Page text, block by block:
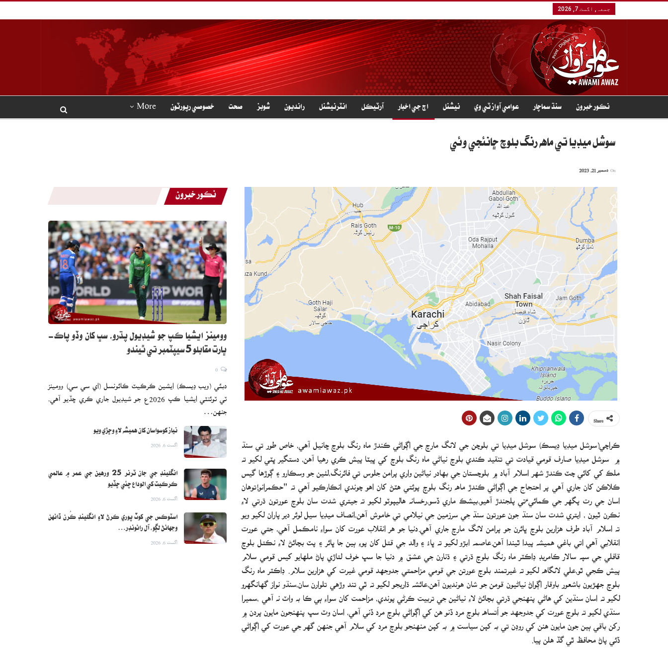
جمعہ, اگست 7, 2026
نڪور خبرون سنڌ سماچار عوامي آواز ٽي وي نيشنل اڄ جي اخبار آرٽيڪل انٽرنيشنل رانديون شوبز صحت خصوصي رپورٽون More
سوشل ميڊيا تي ماهه رنگ بلوچ ڇانئجي وئي
ڪراچي(سوشل ميڊيا ڊيسڪ) سوشل ميڊيا تي بلوچن جي لانگ مارچ جي اڳواڻي ڪندڙ ماه رنگ بلوچ ڇانيل آهي، خاص طور تي سنڌ
۾ سوشل ميڊيا صارف قومي قيادت تي تنقيد ڪندي بلوچ نياڻي ماه رنگ بلوچ کي ڀيٽا پيش ڪري رهيا آهن، دستگير ڀٽي لکيو ته
ملڪ کي کائي چٽ ڪندڙ شھر اسلام آباد ۾ بلوچستان جي بھادر نياڻين واري پرامن جلوس تي فائرنگ،لٺين جو وسڪارو ۽ ڳوڙها گيس
ڪلاڪن کان جاري آھي پر احتجاج جي اڳواڻي ڪندڙ ماھ رنگ بلوچ پوئتي ھٽڻ کان اھو چوندي انڪارڪيو آهي ته "حڪمرانو!توهان
اسان جي رت پگهر جي ڪمائيءتي پلجندڙ آهيو،بيشڪ ماري ڏسو،رخسانه هاليپوٽو لکيو ته جيتري شدت سان بلوچ عورتون ڌرتي لاءِ
نڪرن ٿيون ، ايتري شدت سان سنڌ جون عورتون سنڌ جي سرزمين جي نيلامي تي خاموش آھن،انصاف ميڊيا سيل لوئر دير پاران لکيو ويو
ته اسلام آباد طرف هزارين بلوچ ڀائرن جو پرامن لانگ مارچ جاري آهي.دنيا جو هر انقلاب عورت کان سواءِ نامڪمل آهي، جتي عورت
انقلابي آهي اتي باغي هميشه پيدا ٿيندا آهن.عاصمه ابڙو لکيو ته ڀاءُ ۽ والد جي قتل کان پوءِ ٻين جا ڀائر ۽ پٽ بچائڻ لاءِ نڪتل بلوچ
قافلي جي سپه سالار ڪامريڊ ڊاڪٽر ماه رنگ بلوچ ڌرتي ۽ ڌنارن جي عشق ۾ دنيا جا سڀ خوف لتاڙي پاڻ ملهايو کيس قومي سلام
پيش ڪجي ٿو،علي لانگاهه لکيو ته غيرتمند بلوچ عورتن جي قومي مزاحمتي جدوجهد قومي غيرت کي هزارين سلام. ڊاڪٽر ماه رنگ
بلوچ جهڙيون باشعور باوقار اڳواڻ نياڻيون قومن جو شان هونديون آهن،عائشه ڌاريجو لکيو ته ٿي تند وڙهي تلوارن سان،سنڌو نواز گهانگهرو
لکيو ته اسان سنڌين کي ھاڻي پنھنجي ڌرتي بچائڻ لاءِ نياڻين جي تربيت ڪرڻي پوندي، مزاحمت کان سواءِ ٻي ڪا به واٽ نه آھي ،سميرا
سنڌي لکيو ته بلوچ عورت کي جدوجهد جو اُتساھ بلوچ مرد ڏنو هن کي اڳواڻي بلوچ مرد ڏني آهي، اسان وٽ سڀ پنهنجون مايون پردن ۾
رکن باقي ٻين جون مايون هنن کي روڊن تي به کپن سياست ۾ به کپن منهنجو بلوچ مرد کي سلام آهي جنهن گهر جي عورت کي اڳواڻي
ڏئي پاڻ محافظ ٿي گڏ هلن پيا.
نڪور خبرون
وومينز ايشيا ڪپ جو شيڊيول پڌرو، سڀ کان وڏو پاڪ-
ڀارت مقابلو 5 سيپٽمبر تي ٿيندو
دبئي (ويب ڊيسڪ) ايشين ڪرڪيٽ ڪائونسل (اي سي سي) وومينز
ٽي ٽوئنٽي ايشيا ڪپ 2026ع جو شيڊيول جاري ڪري ڇڏيو آهي،
نياز کوسواسان کان هميشه لاءِ وڇڙي ويو
اگست 6, 2026
انگلينڊ جي جان ٽرنر 25 ورهين جي عمر ۾ عالمي
ڪرڪيٽ کي الوداع چئي ڇڏيو
اگست 6, 2026
اسٽوڪس جي کوٽ پوري ڪرڻ لاءِ انگلينڊ ڪُرن ڏانهن
وجهائڻ لڳو، آل رائونڊر…
اگست 6, 2026